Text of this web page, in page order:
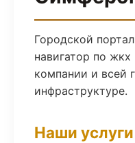
Городской
навигатор по
компании и всей
инфраструктуре.
Наши услуги